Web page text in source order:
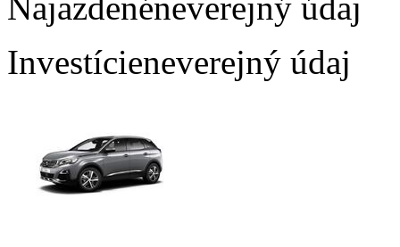
Investícieneverejný údaj